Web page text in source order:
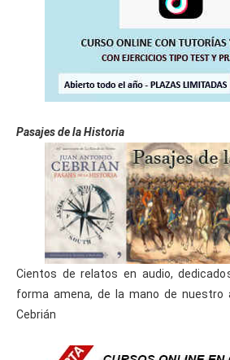
Pasajes de la Historia
Cientos de relatos en audio,
forma amena, de la mano de nuestro
Cebrián